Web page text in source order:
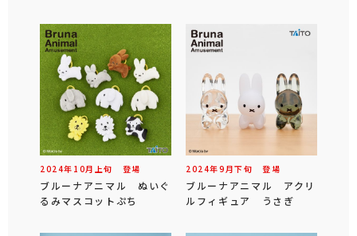
2024年 10月 上旬 登場
ブルーナアニマル ぬいぐ
るみマスコットぷち
2024年9 月下旬 登場
ブルーナアニマル アクリ
ルフィギュア うさぎ